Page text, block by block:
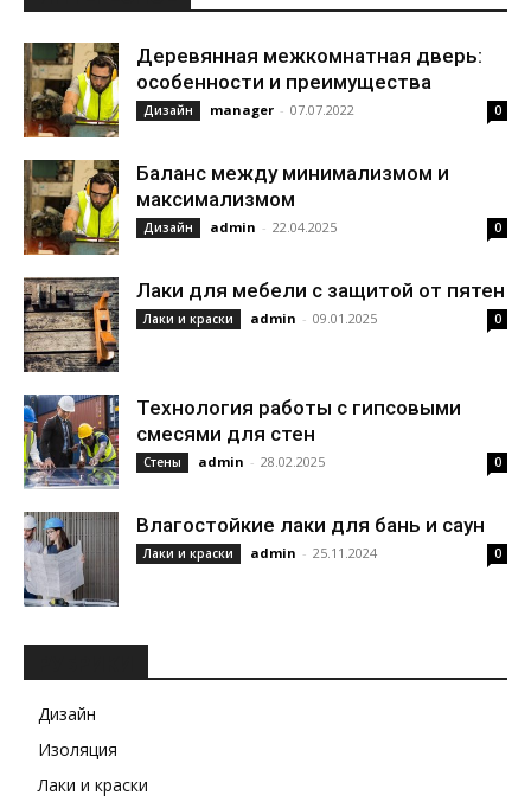
Деревянная межкомнатная дверь:
особенности и преимущества
Дизайн manager - 07.07.2022 0
Баланс между минимализмом и
максимализмом
Дизайн admin - 22.04.2025 0
Лаки для мебели с защитой от пятен
Лаки и краски admin - 09.01.2025 0
Технология работы с гипсовыми
смесями для стен
Стены admin - 28.02.2025 0
Влагостойкие лаки для бань и саун
Лаки и краски admin - 25.11.2024 0
Дизайн
Изоляция
Лаки и краски